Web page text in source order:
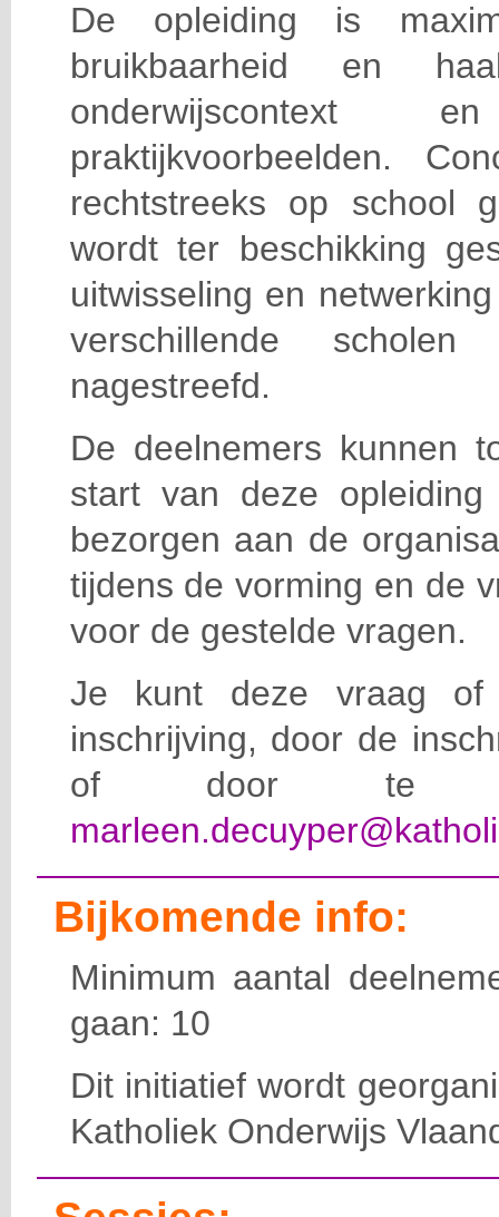
De opleiding is
bruikbaarheid en
praktijkvoorbeelden.
rechtstreeks op school
wordt ter beschikking
uitwisseling en
verschillende scholen
nagestreefd.
De deelnemers kunnen
start van deze
bezorgen aan de
tijdens de vorming en de
voor de gestelde vragen.
Je kunt deze vraag of
inschrijving, door de
of door te e-
Bijkomende info:
Minimum aantal
gaan: 10
Dit initiatief wordt
Katholiek Onderwijs